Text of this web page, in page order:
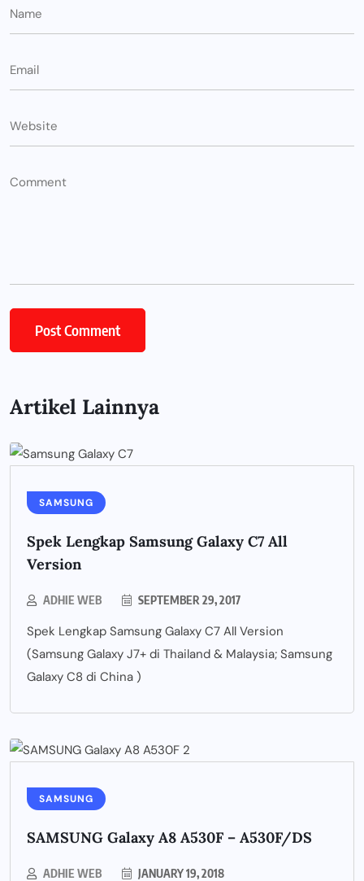
Artikel Lainnya
SAMSUNG
Spek Lengkap Samsung Galaxy C7 All
Version
ADHIE WEB SEPTEMBER 29, 2017
Spek Lengkap Samsung Galaxy C7 All Version
(Samsung Galaxy J7+ di Thailand & Malaysia; Samsung
Galaxy C8 di China )
SAMSUNG
SAMSUNG Galaxy A8 A530F – A530F/DS
ADHIE WEB JANUARY 19, 2018